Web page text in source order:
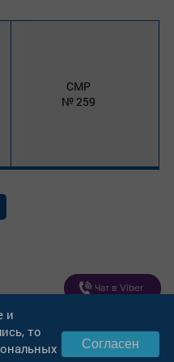
Чат в Viber
Чат в WatsApp
СМР
259
и
то
Согласен